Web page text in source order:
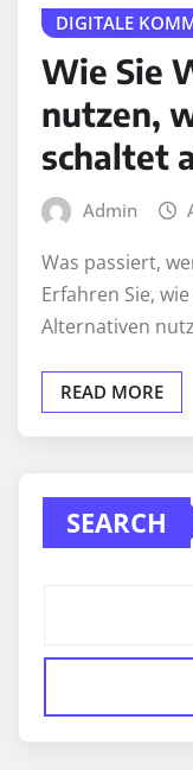
DIGITALE
Wie Sie
nutzen,
schaltet
Admin
Was passiert,
Erfahren Sie,
Alternativen
READ MORE
SEARCH